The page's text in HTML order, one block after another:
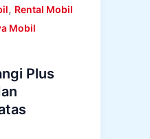
, Rental Mobil
Mobil
Plus